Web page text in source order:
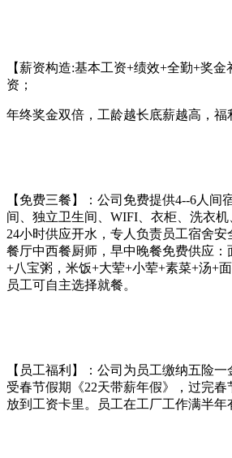
【薪资构造:基本工资+绩效+全勤+奖
资；
年终奖金双倍，工龄越长底薪越高，福
【免费三餐】：公司免费提供4--6人间
间、独立卫生间、WIFI、衣柜、洗衣机
24小时供应开水，专人负责员工宿舍
餐厅中西餐厨师，早中晚餐免费供应：
+八宝粥，米饭+大荤+小荤+素菜+汤+
员工可自主选择就餐。
【员工福利】：公司为员工缴纳五险
受春节假期《22天带薪年假》，过完
放到工资卡里。员工在工厂工作满半年